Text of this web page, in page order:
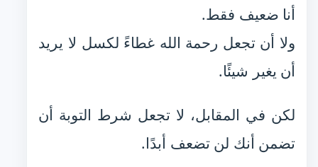
أنا ضعيف فقط.
ولا أن تجعل رحمة الله غطاءً لكسل لا يريد
أن يغير شيئًا.
لكن في المقابل، لا تجعل شرط التوبة أن
تضمن أنك لن تضعف أبدًا.